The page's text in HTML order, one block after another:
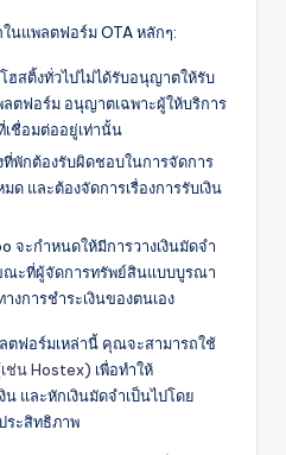
นแพลตฟอร์ม OTA หลักๆ:
ฮสติ้งทั่วไปไม่ได้รับอนุญาตให้รับ
ตฟอร์ม อนุญาตเฉพาะผู้ให้บริการ
เชื่อมต่ออยู่เท่านั้น
ที่พักต้องรับผิดชอบในการจัดการ
ด และต้องจัดการเรื่องการรับเงิน
จะกำหนดให้มีการวางเงินมัดจำ
ณะที่ผู้จัดการทรัพย์สินแบบบูรณา
งการชำระเงินของตนเอง
ฟอร์มเหล่านี้ คุณจะสามารถใช้
ช่น Hostex) เพื่อทำให้
น และหักเงินมัดจำเป็นไปโดย
ระสิทธิภาพ